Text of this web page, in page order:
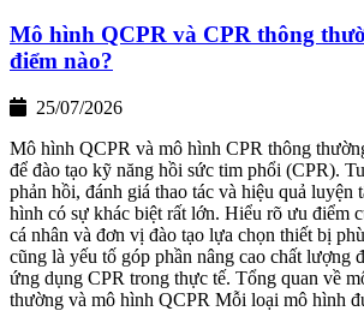
Mô hình QCPR và CPR thông
điểm nào?
25/07/2026
Mô hình QCPR và mô hình CPR thông
để đào tạo kỹ năng hồi sức tim phổi (CPR).
phản hồi, đánh giá thao tác và hiệu quả luyện
hình có sự khác biệt rất lớn. Hiểu rõ ưu điểm
cá nhân và đơn vị đào tạo lựa chọn thiết bị
cũng là yếu tố góp phần nâng cao chất lượng
ứng dụng CPR trong thực tế. Tổng quan về
thường và mô hình QCPR Mỗi loại mô hình